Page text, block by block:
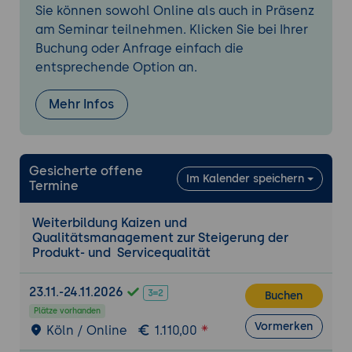
Beschreibung der Lean Management
Methode
Vorstellung der Root Cause Analysis-Tools
(Ishikawa-Diagramm, 5 Whys)
Durchführung von Übungen zur
Anwendung der vorgestellten Tools und
Qualitätsmanagement-Methoden
Durchführung von Fallstudien
Anleitung zu Gruppenarbeiten und
Präsentationen
Sammlung von Erfahrungen und Best-
Sammlung von Feedback zur Anwendung
und Effektivität der Methoden
Sie können sowohl Online als auch in Präsenz
am Seminar teilnehmen. Klicken Sie bei Ihrer
Buchung oder Anfrage einfach die
entsprechende Option an.
Mehr Infos
Gesicherte offene
Termine
Im Kalender speichern
Weiterbildung Kaizen und
Qualitätsmanagement zur Steigerung der
Produkt- und Servicequalität
23.11.-24.11.2026
Plätze vorhanden
Köln / Online 1.110,00
Buchen
Vormerken